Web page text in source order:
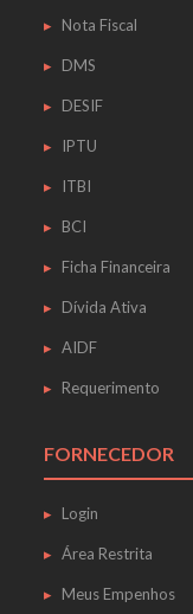
Nota Fiscal
DMS
DESIF
IPTU
ITBI
BCI
Ficha Financeira
Dívida Ativa
AIDF
Requerimento
FORNECEDOR
Login
Área Restrita
Meus Empenhos